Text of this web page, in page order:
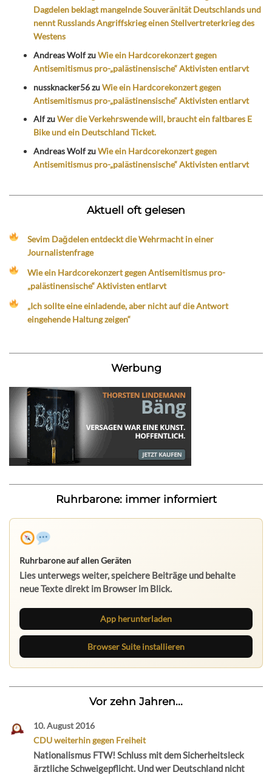
Dagdelen beklagt mangelnde Souveränität Deutschlands und
nennt Russlands Angriffskrieg einen Stellvertreterkrieg des
Westens
Andreas WolfzuWie ein Hardcorekonzert gegen
Antisemitismus pro-„palästinensische“ Aktivisten entlarvt
nussknacker56zuWie ein Hardcorekonzert gegen
Antisemitismus pro-„palästinensische“ Aktivisten entlarvt
AlfzuWer die Verkehrswende will, braucht ein faltbares E
Bike und ein Deutschland Ticket.
Andreas WolfzuWie ein Hardcorekonzert gegen
Antisemitismus pro-„palästinensische“ Aktivisten entlarvt
Aktuell oft gelesen
Sevim Dağdelen entdeckt die Wehrmacht in einer
Journalistenfrage
Wie ein Hardcorekonzert gegen Antisemitismus pro-
„palästinensische“ Aktivisten entlarvt
„Ich sollte eine einladende, aber nicht auf die Antwort
eingehende Haltung zeigen“
Werbung
Ruhrbarone: immer informiert
Ruhrbarone auf allen Geräten
Lies unterwegs weiter, speichere Beiträge und behalte
neue Texte direkt im Browser im Blick.
App herunterladen
Browser Suite installieren
Vor zehn Jahren...
10. August 2016
CDU weiterhin gegen Freiheit
Nationalismus FTW! Schluss mit dem Sicherheitsleck
ärztliche Schweigepflicht. Und wer Deutschland nicht